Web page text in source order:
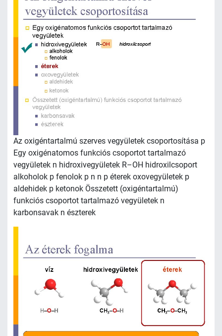
Az oxigéntartalmú szerves vegyületek csoportosítása p
Egy oxigénatomos funkciós csoportot tartalmazó
vegyületek n hidroxivegyületek R–OH hidroxilcsoport
alkoholok p fenolok p n n p éterek oxovegyületek p
aldehidek p ketonok Összetett (oxigéntartalmú)
funkciós csoportot tartalmazó vegyületek n
karbonsavak n észterek